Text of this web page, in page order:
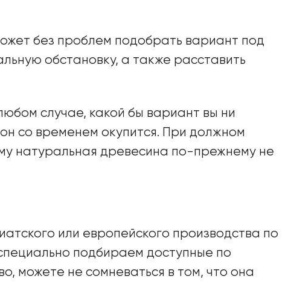
без проблем подобрать вариант под
обстановку, а также расставить
случае, какой бы вариант вы ни
со временем окупится. При должном
натуральная древесина по-прежнему не
или европейского производства по
подбираем доступные по
можете не сомневаться в том, что она